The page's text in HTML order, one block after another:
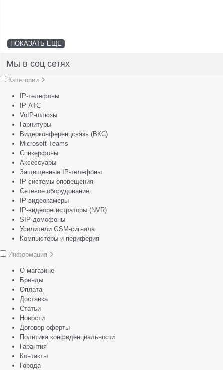
ПОКАЗАТЬ ЕЩЕ
Мы в соц сетях
Категории
IP-телефоны
IP-АТС
VoIP-шлюзы
Гарнитуры
Видеоконференцсвязь (ВКС)
Microsoft Teams
Спикерфоны
Аксессуары
Защищенные IP-телефоны
IP системы оповещения
Сетевое оборудование
IP-видеокамеры
IP-видеорегистраторы (NVR)
SIP-домофоны
Усилители GSM-сигнала
Компьютеры и периферия
Информация
О магазине
Бренды
Оплата
Доставка
Статьи
Новости
Договор оферты
Политика конфиденциальности
Гарантия
Контакты
Города